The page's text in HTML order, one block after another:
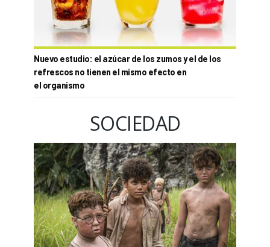
Nuevo estudio: el azúcar de los zumos y el de los
refrescos no tienen el mismo efecto en
el organismo
SOCIEDAD